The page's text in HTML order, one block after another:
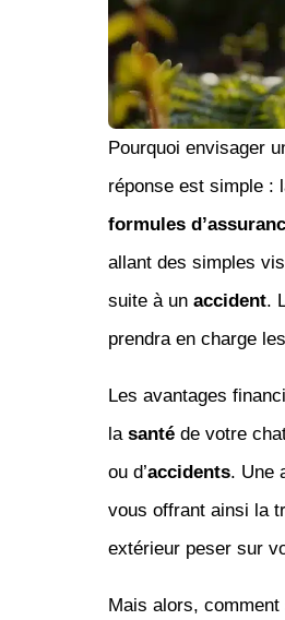
Pourquoi envisager
réponse est simple :
formules
allant des simples
suite à un accident.
prendra en charge les
Les avantages
la santéde votre
ou d’accidents. Une
vous offrant ainsi la
extérieur peser sur
Mais alors,